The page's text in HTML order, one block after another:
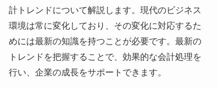
計トレンドについて解説します。現代のビジネス
環境は常に変化しており、その変化に対応するた
めには最新の知識を持つことが必要です。最新の
トレンドを把握することで、効果的な会計処理を
行い、企業の成長をサポートできます。